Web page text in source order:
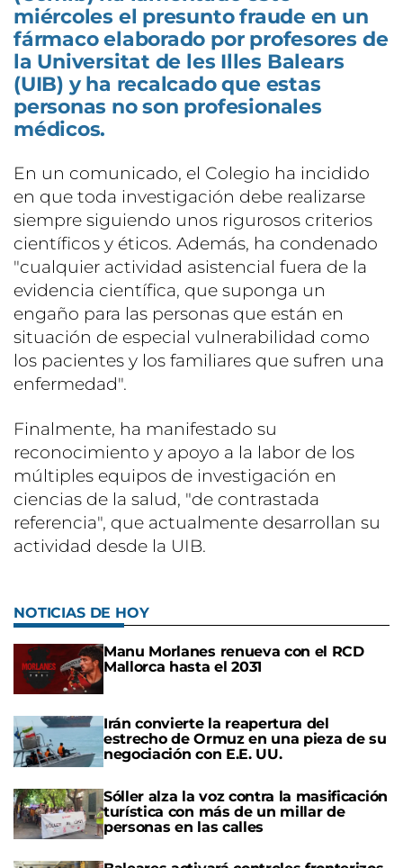
miércoles el presunto fraude en un
fármaco elaborado por profesores de
la Universitat de les Illes Balears
(UIB) y ha recalcado que estas
personas no son profesionales
médicos.
En un comunicado, el Colegio ha incidido
en que toda investigación debe realizarse
siempre siguiendo unos rigurosos criterios
científicos y éticos. Además, ha condenado
"cualquier actividad asistencial fuera de la
evidencia científica, que suponga un
engaño para las personas que están en
situación de especial vulnerabilidad como
los pacientes y los familiares que sufren una
enfermedad".
Finalmente, ha manifestado su
reconocimiento y apoyo a la labor de los
múltiples equipos de investigación en
ciencias de la salud, "de contrastada
referencia", que actualmente desarrollan su
actividad desde la UIB.
NOTICIAS DE HOY
Manu Morlanes renueva con el RCD
Mallorca hasta el 2031
Irán convierte la reapertura del
estrecho de Ormuz en una pieza de su
negociación con E.E. UU.
Sóller alza la voz contra la masificación
turística con más de un millar de
personas en las calles